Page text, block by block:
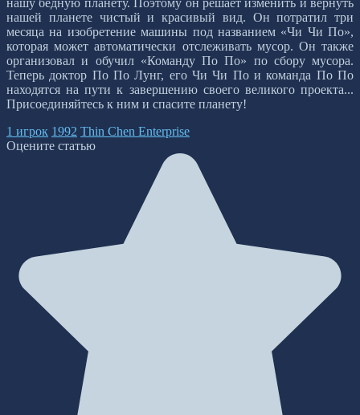
нашу бедную планету. Поэтому он решает изменить и вернуть
нашей планете чистый и красивый вид. Он потратил три
месяца на изобретение машины под названием «Чи Чи По»,
которая может автоматически отслеживать мусор. Он также
организовал и обучил «Команду По По» по сбору мусора.
Теперь доктор По По Лунг, его Чи Чи По и команда По По
находятся на пути к завершению своего великого проекта...
Присоединяйтесь к ним и спасите планету!
1 игрок 1992 Thin Chen Enterprise
Оцените статью